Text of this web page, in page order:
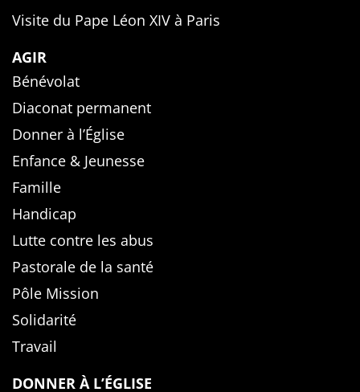
Visite du Pape Léon XIV à Paris
AGIR
Bénévolat
Diaconat permanent
Donner à l’Église
Enfance & Jeunesse
Famille
Handicap
Lutte contre les abus
Pastorale de la santé
Pôle Mission
Solidarité
Travail
DONNER À L’ÉGLISE